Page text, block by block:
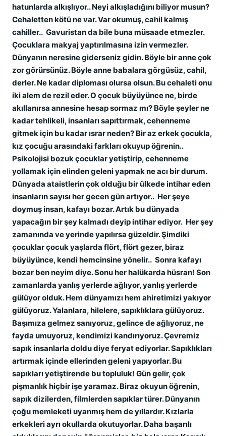
hatunlarda alkışlıyor.. Neyi alkışladığını biliyor musun?
Cehaletten kötü ne var. Var okumuş, cahil kalmış
cahiller.. Gavuristan da bile buna müsaade etmezler.
Çocuklara makyaj yaptırılmasına izin vermezler.
Dünyanın neresine giderseniz gidin. Böyle bir anne çok
zor görürsünüz. Böyle anne babalara görgüsüz, cahil,
derler. Ne kadar diploması olursa olsun. Bu cehaleti onu
iki alem de rezil eder. O çocuk büyüyünce ne, birde
akıllanırsa annesine hesap sormaz mı? Böyle şeyler ne
kadar tehlikeli, insanları sapıttırmak, cehenneme
gitmek için bu kadar ısrar neden? Bir az erkek çocukla,
kız çocuğu arasındaki farkları okuyup öğrenin..
Psikolojisi bozuk çocuklar yetiştirip, cehenneme
yollamak için elinden geleni yapmak ne acı bir durum.
Dünyada ataistlerin çok olduğu bir ülkede intihar eden
insanların sayısı her gecen gün artıyor.. Her şeye
doymuş insan, kafayı bozar. Artık bu dünyada
yapacağın bir şey kalmadı deyip intihar ediyor. Her şey
zamanında ve yerinde yapılırsa güzeldir. Şimdiki
çocuklar çocuk yaşlarda flört, flört gezer, biraz
büyüyünce, kendi hemcinsine yönelir.. Sonra kafayı
bozar ben neyim diye. Sonu her halükarda hüsran! Son
zamanlarda yanlış yerlerde ağlıyor, yanlış yerlerde
gülüyor olduk. Hem dünyamızı hem ahiretimizi yakıyor
gülüyoruz. Yalanlara, hilelere, sapıklıklara gülüyoruz.
Başımıza gelmez sanıyoruz, gelince de ağlıyoruz, ne
fayda umuyoruz, kendimizi kandırıyoruz. Çevremiz
sapık insanlarla doldu diye feryat ediyorlar. Sapıklıkları
artırmak içinde ellerinden geleni yapıyorlar. Bu
sapıkları yetiştirende bu topluluk! Gün gelir, çok
pişmanlık hiçbir işe yaramaz. Biraz okuyun öğrenin,
sapık dizilerden, filmlerden sapıklar türer. Dünyanın
çoğu memleketi uyanmış hem de yıllardır. Kızlarla
erkekleri ayrı okullarda okutuyorlar. Daha başarılı